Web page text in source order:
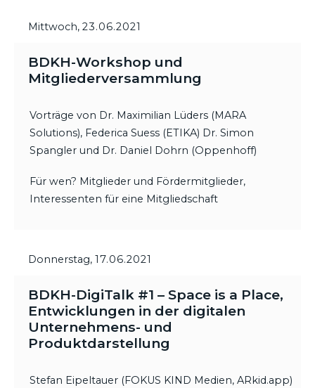
Mittwoch, 23.06.2021
BDKH-Workshop und
Mitgliederversammlung
Vorträge von Dr. Maximilian Lüders (MARA
Solutions), Federica Suess (ETIKA) Dr. Simon
Spangler und Dr. Daniel Dohrn (Oppenhoff)
Für wen? Mitglieder und Fördermitglieder,
Interessenten für eine Mitgliedschaft
Donnerstag, 17.06.2021
BDKH-DigiTalk #1 – Space is a Place,
Entwicklungen in der digitalen
Unternehmens- und
Produktdarstellung
Stefan Eipeltauer (FOKUS KIND Medien, ARkid.app)